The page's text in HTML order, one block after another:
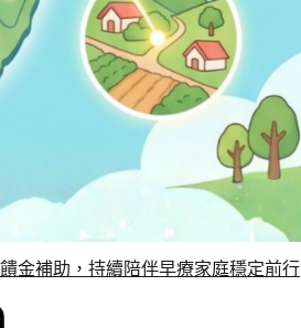
金補助，持續陪伴早療家庭穩定前行